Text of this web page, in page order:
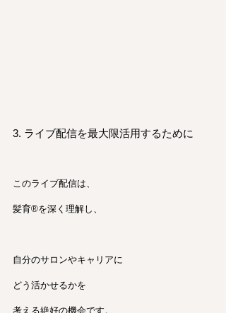
3. ライブ配信を最大限活用するために
このライブ配信は、
髪育®︎を深く理解し、
自分のサロンやキャリアに
どう活かせるかを
考える絶好の機会です。